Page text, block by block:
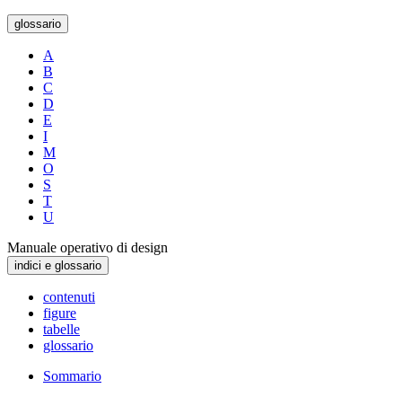
glossario
A
B
C
D
E
I
M
O
S
T
U
Manuale operativo di design
indici e glossario
contenuti
figure
tabelle
glossario
Sommario